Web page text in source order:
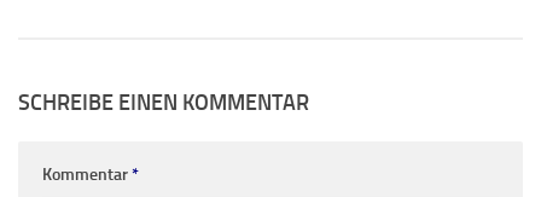
SCHREIBE EINEN KOMMENTAR
Kommentar*